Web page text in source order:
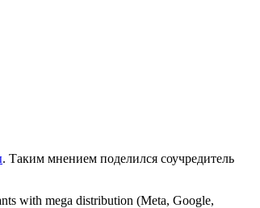
. Таким мнением поделился соучредитель
with mega distribution (Meta, Google,